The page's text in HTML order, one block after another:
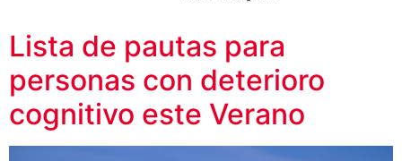
Lista de pautas para
personas con deterioro
cognitivo este Verano